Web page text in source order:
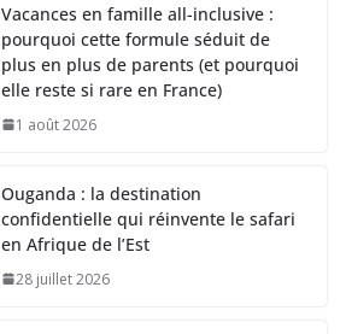
Vacances en famille all-inclusive :
pourquoi cette formule séduit de
plus en plus de parents (et pourquoi
elle reste si rare en France)
1 août 2026
Ouganda : la destination
confidentielle qui réinvente le safari
en Afrique de l’Est
28 juillet 2026